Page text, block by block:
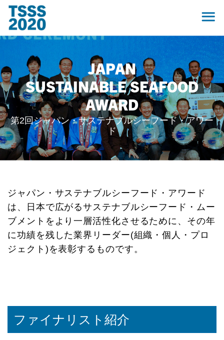
JAPAN
SUSTAINABLE SEAFOOD
AWARD
第2回ジャパン・サステナブルシーフード・アワー
ド
ジャパン・サステナブルシーフード・アワード
は、日本で広がるサステナブルシーフード・ムー
ブメントをより一層活性化させるために、その年
に功績を残した業界リーダー(組織・個人・プロ
ジェクト)を表彰するものです。
ファイナリスト紹介